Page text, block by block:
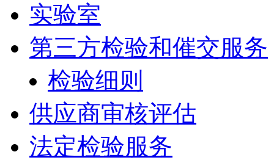
实验室
第三方检验和催交服务
检验细则
供应商审核评估
法定检验服务